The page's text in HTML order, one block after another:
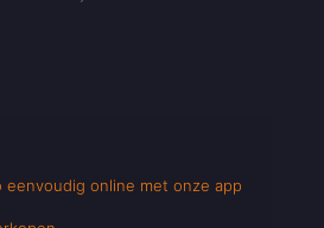
eenvoudig online met onze app